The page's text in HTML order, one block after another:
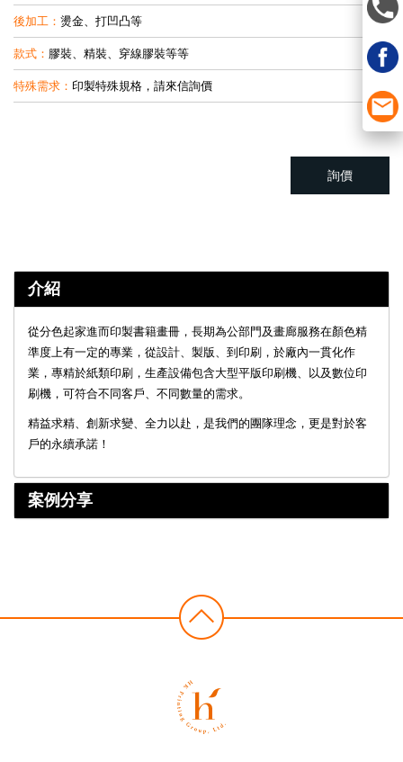
後加工： 燙金、打凹凸等
款式： 膠裝、精裝、穿線膠裝等等
特殊需求： 印製特殊規格，請來信詢價
詢價
介紹
從分色起家進而印製書籍畫冊，長期為公部門及畫廊服務在顏色精
準度上有一定的專業，從設計、製版、到印刷，於廠內一貫化作
業，專精於紙類印刷，生產設備包含大型平版印刷機、以及數位印
刷機，可符合不同客戶、不同數量的需求。
精益求精、創新求變、全力以赴，是我們的團隊理念，更是對於客
戶的永續承諾！
案例分享